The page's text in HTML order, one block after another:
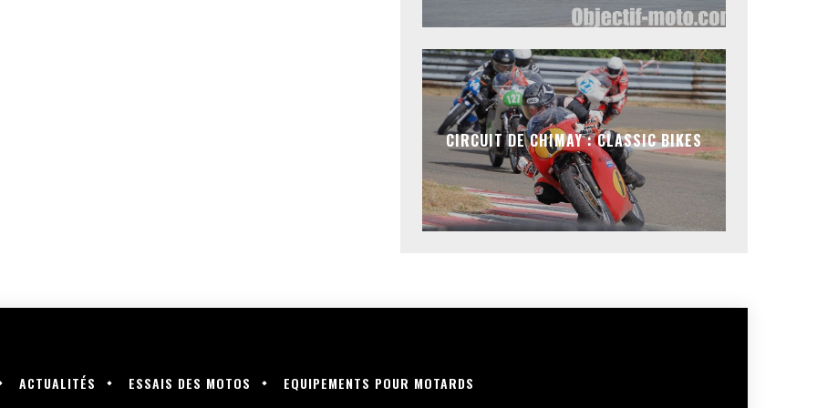
CIRCUIT DE CHIMAY : CLASSIC BIKES
ACTUALITÉS ESSAIS DES MOTOS EQUIPEMENTS POUR MOTARDS